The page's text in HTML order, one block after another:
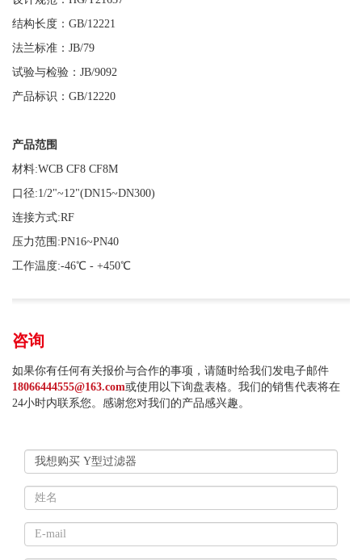
结构长度： GB/12221
法兰标准： JB/79
试验与检验： JB/9092
产品标识： GB/12220
产品范围
材料:WCB CF8 CF8M
口径:1/2"~12"(DN15~DN300)
连接方式:RF
压力范围 :PN16~PN40
工作温度:-46℃ - +450℃
咨询
如果你有任何有关报价与合作的事项，请随时给我们发电子邮件
18066444555@163.com或使用以下询盘表格。我们的销售代表将在
24小时内联系您。感谢您对我们的产品感兴趣。